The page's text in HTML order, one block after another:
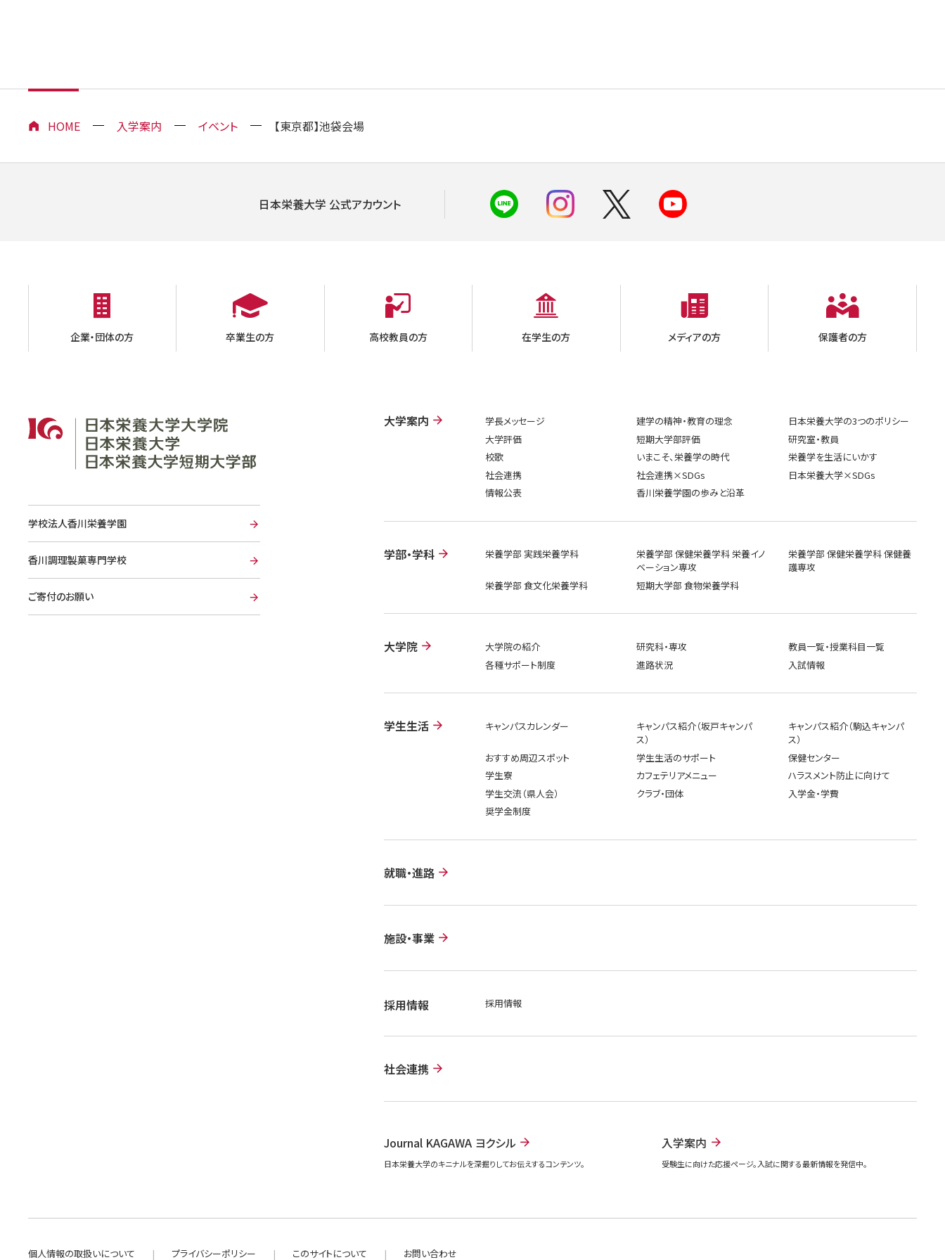
HOME 入学案内 イベント 【東京都】池袋会場
日本栄養大学 公式アカウント
企業・団体の方 卒業生の方 高校教員の方 在学生の方 メディアの方 保護者の方
学校法人香川栄養学園
香川調理製菓専門学校
ご寄付のお願い
大学案内 学長メッセージ 建学の精神・教育の理念
日本栄養大学の3つのポリシー
大学評価
短期大学部評価
研究室・教員
校歌
いまこそ、栄養学の時代
栄養学を生活にいかす
社会連携
社会連携×SDGs
日本栄養大学×SDGs
情報公表
香川栄養学園の歩みと沿革
学部・学科 栄養学部 実践栄養学科
栄養学部 保健栄養学科 栄養イノ
ベーション専攻
栄養学部 保健栄養学科 保健養
護専攻
栄養学部 食文化栄養学科
短期大学部 食物栄養学科
大学院 大学院の紹介 研究科・専攻
教員一覧・授業科目一覧
各種サポート制度
進路状況 入試情報
学生生活 キャンパスカレンダー
キャンパス紹介（坂戸キャンパ
ス）
キャンパス紹介（駒込キャンパ
ス）
おすすめ周辺スポット
学生生活のサポート
保健センター
学生寮
カフェテリアメニュー
ハラスメント防止に向けて
学生交流（県人会）
クラブ・団体
入学金・学費
奨学金制度
就職・進路
施設・事業
採用情報 採用情報
社会連携
Journal KAGAWA ヨクシル
日本栄養大学のキニナルを深掘りしてお伝えするコンテンツ。
入学案内
受験生に向けた応援ページ。入試に関する最新情報を発信中。
個人情報の取扱いについて プライバシーポリシー このサイトについて お問い合わせ